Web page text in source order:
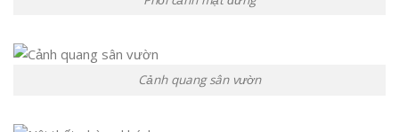
Cảnh quang sân vườn